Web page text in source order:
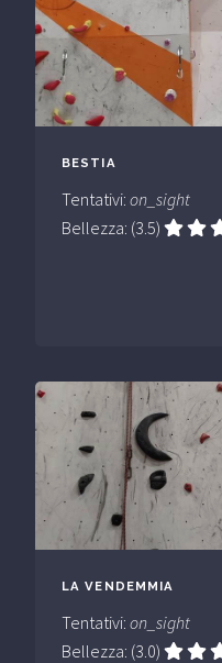
BESTIA
Tentativi: on_sight
Bellezza: (3.5)
LA VENDEMMIA
Tentativi: on_sight
Bellezza: (3.0)